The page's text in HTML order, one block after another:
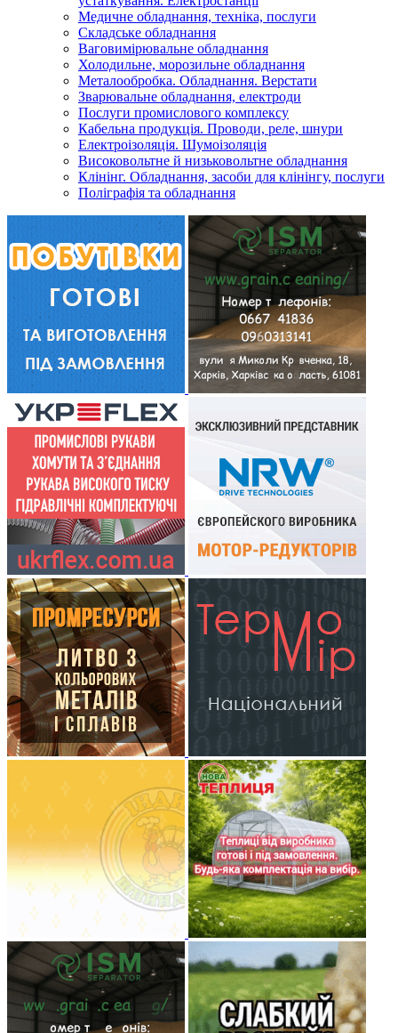
Медичне обладнання, техніка, послуги
Складське обладнання
Ваговимірювальне обладнання
Холодильне, морозильне обладнання
Металообробка. Обладнання. Верстати
Зварювальне обладнання, електроди
Послуги промислового комплексу
Кабельна продукція. Проводи, реле, шнури
Електроізоляція. Шумоізоляція
Високовольтне й низьковольтне обладнання
Клінінг. Обладнання, засоби для клінінгу, послуги
Поліграфія та обладнання